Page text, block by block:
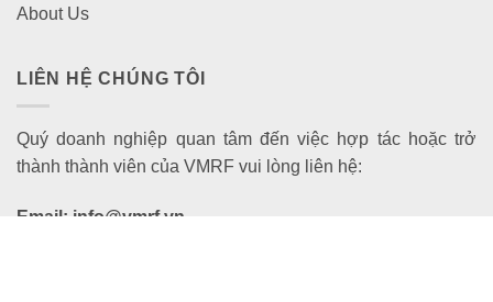
About Us
LIÊN HỆ CHÚNG TÔI
Quý doanh nghiệp quan tâm đến việc hợp tác hoặc trở
thành thành viên của VMRF vui lòng liên hệ:
Email: info@vmrf.vn